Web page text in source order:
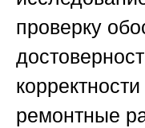
проверку
ремонтные